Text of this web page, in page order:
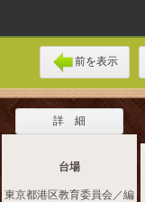
前を表示
詳 細
台場
東京都港区教育委員会／編